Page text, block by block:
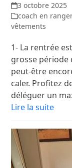
3 octobre 2025
coach en
vêtements
1- La rentrée
grosse période
peut-être
caler. Profitez
déléguer un
Lire la suite